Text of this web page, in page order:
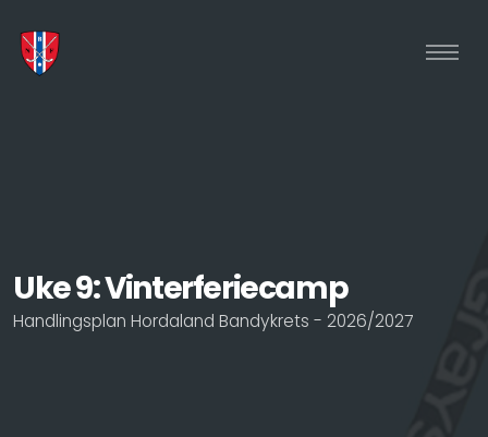
Uke 9: Vinterferiecamp
Handlingsplan Hordaland Bandykrets - 2026/2027